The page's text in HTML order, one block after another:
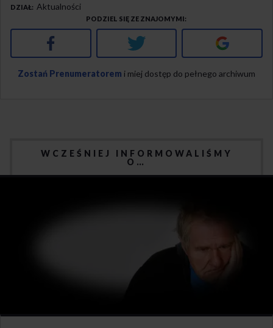
DZIAŁ Aktualności
PODZIEL SIĘ ZE ZNAJOMYMI
Facebook Twitter Google+
Zostań Prenumeratorem i miej dostęp do pełnego archiwum
WCZEŚNIEJ INFORMOWALIŚMY
O…